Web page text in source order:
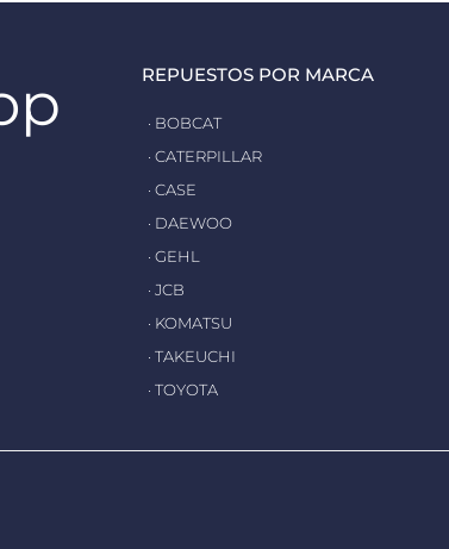
REPUESTOS POR MARCA
· BOBCAT
· CATERPILLAR
· CASE
· DAEWOO
· GEHL
· JCB
· KOMATSU
· TAKEUCHI
· TOYOTA